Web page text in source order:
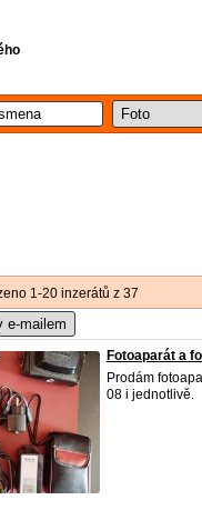
1-20 inzerátů z 37
e-mailem
Fotoaparát a
Prodám
08 i jednotlivě.